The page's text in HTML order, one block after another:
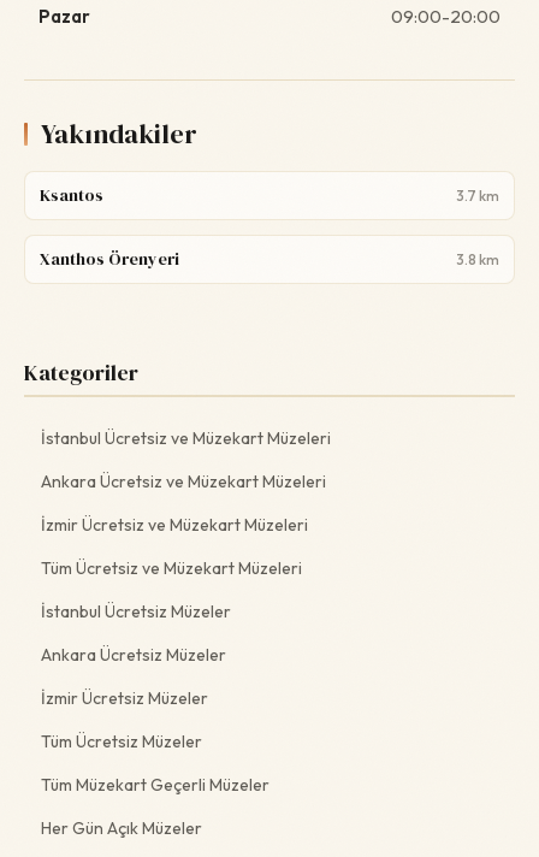
Pazar 09:00-20:00
Yakındakiler
Ksantos 3.7 km
Xanthos Örenyeri 3.8 km
Kategoriler
İstanbul Ücretsiz ve Müzekart Müzeleri
Ankara Ücretsiz ve Müzekart Müzeleri
İzmir Ücretsiz ve Müzekart Müzeleri
Tüm Ücretsiz ve Müzekart Müzeleri
İstanbul Ücretsiz Müzeler
Ankara Ücretsiz Müzeler
İzmir Ücretsiz Müzeler
Tüm Ücretsiz Müzeler
Tüm Müzekart Geçerli Müzeler
Her Gün Açık Müzeler